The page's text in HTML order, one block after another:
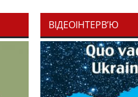
СЛОВО
ВІДЕОІНТЕРВ’Ю